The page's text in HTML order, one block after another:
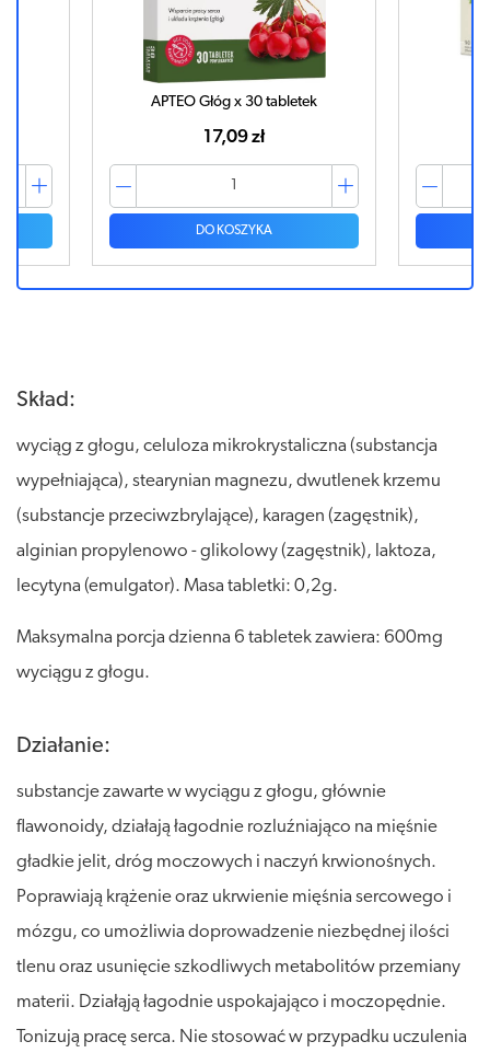
APTEO Głóg x 30 tabletek
17,09 zł
DO KOSZYKA
Skład:
wyciąg z głogu, celuloza mikrokrystaliczna (substancja
wypełniająca), stearynian magnezu, dwutlenek krzemu
(substancje przeciwzbrylające), karagen (zagęstnik),
alginian propylenowo - glikolowy (zagęstnik), laktoza,
lecytyna (emulgator). Masa tabletki: 0,2g.
Maksymalna porcja dzienna 6 tabletek zawiera: 600mg
wyciągu z głogu.
Działanie:
substancje zawarte w wyciągu z głogu, głównie
flawonoidy, działają łagodnie rozluźniająco na mięśnie
gładkie jelit, dróg moczowych i naczyń krwionośnych.
Poprawiają krążenie oraz ukrwienie mięśnia sercowego i
mózgu, co umożliwia doprowadzenie niezbędnej ilości
tlenu oraz usunięcie szkodliwych metabolitów przemiany
materii. Działąją łagodnie uspokajająco i moczopędnie.
Tonizują pracę serca. Nie stosować w przypadku uczulenia